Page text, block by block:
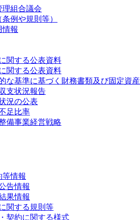
理組合議会
例や規則等）
情報
関する公表資料
関する公表資料
な基準に基づく財務書類及び固定資
支状況報告
況の公表
足比率
備事業経営戦略
等情報
告情報
果情報
関する規則等
契約に関する様式